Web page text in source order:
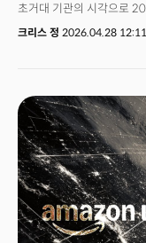
초거대 기관의 시각으로
제시했다. 첫째, AI 트레이
밸류에이션은 최근의 조
'매그니피센트 7'을 중심으
이익 추정치는 상향되는
이에 S&P500보다 한 걸
권고했다. 셋째, 주식과 채
격화된 이후 주식과 채권
2024년 5월 이후 최고치
같은 방향으로 움직이고
60/40 포트폴리오 이론이
크리스 정 2026.04.28